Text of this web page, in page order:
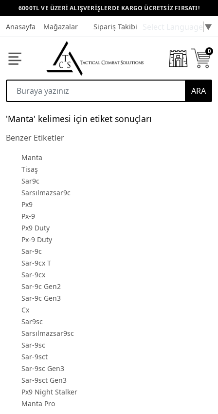
6000TL VE ÜZERİ ALIŞVERİŞLERDE KARGO ÜCRETSİZ FIRSATI!
Anasayfa Mağazalar Sipariş Takibi Müşteri Hizmetleri
▼
ARA
0
'Manta' kelimesi için etiket sonuçları
Benzer Etiketler
Manta
Tisaş
Sar9c
Sarsılmazsar9c
Px9
Px-9
Px9 Duty
Px-9 Duty
Sar-9c
Sar-9cx T
Sar-9cx
Sar-9c Gen2
Sar-9c Gen3
Cx
Sar9sc
Sarsılmazsar9sc
Sar-9sc
Sar-9sct
Sar-9sc Gen3
Sar-9sct Gen3
Px9 Night Stalker
Manta Pro